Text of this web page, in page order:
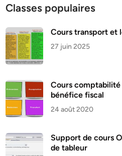
Classes populaires
Cours transport et
27 juin 2025
Cours
bénéfice fiscal
24 août 2020
Support de cours
de tableur